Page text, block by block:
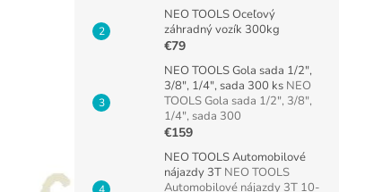
NEO TOOLS Oceľový
záhradný vozík 300kg
€79
NEO TOOLS Gola sada 1/2",
3/8", 1/4", sada 300 ks NEO
TOOLS Gola sada 1/2", 3/8",
1/4", sada 300
€159
NEO TOOLS Automobilové
nájazdy 3T NEO TOOLS
Automobilové nájazdy 3T 10-